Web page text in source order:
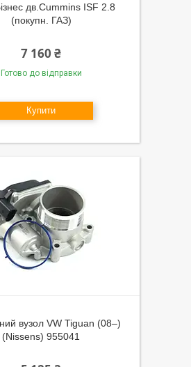
дв.Cummins ISF 2.8
(покупн. ГАЗ)
7 160 ₴
Готово до відправки
Купити
вузол VW Tiguan (08–)
(Nissens) 955041